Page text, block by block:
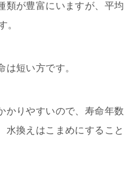
類が豊富にいますが、平均
。
短い方です。
かりやすいので、寿命年数
水換えはこまめにすること